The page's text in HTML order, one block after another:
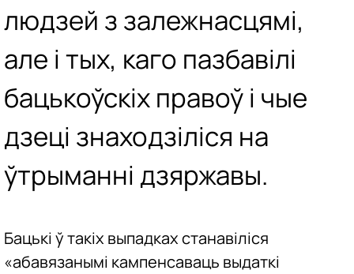
людзей з залежнасцямі,
але і тых, каго пазбавілі
бацькоўскіх правоў і чые
дзеці знаходзіліся на
ўтрыманні дзяржавы.
Бацькі ў такіх выпадках станавіліся
«абавязанымі кампенсаваць выдаткі